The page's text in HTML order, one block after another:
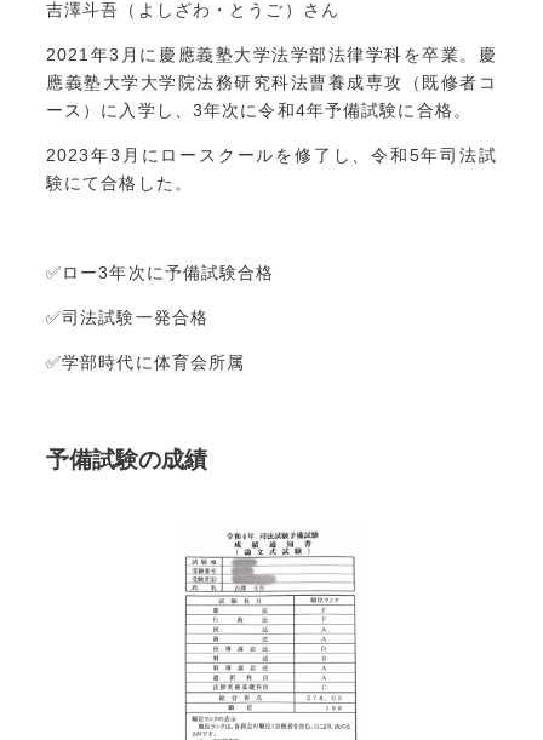
吉澤斗吾（よしざわ・とうご）さん
2021年3月に慶應義塾大学法学部法律学科を卒業。慶
應義塾大学大学院法務研究科法曹養成専攻（既修者コ
ース）に入学し、3年次に令和4年予備試験に合格。
2023年3月にロースクールを修了し、令和5年司法試
験にて合格した。
✅ロー3年次に予備試験合格
✅司法試験一発合格
✅学部時代に体育会所属
予備試験の成績